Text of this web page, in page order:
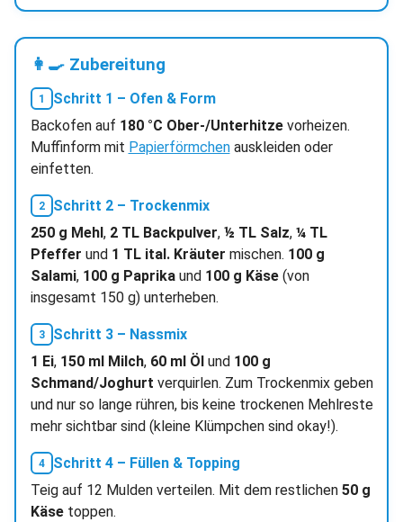
👩‍🍳 Zubereitung
Schritt 1 – Ofen & Form
Backofen auf 180 °C Ober-/Unterhitzevorheizen.
Muffinform mit Papierförmchenauskleiden oder
einfetten.
Schritt 2 – Trockenmix
250 g Mehl, 2 TL Backpulver, ½ TL Salz, ¼ TL
Pfeffer und 1 TL ital. Kräuter mischen. 100 g
Salami, 100 g Paprikaund 100 g Käse(von
insgesamt 150 g) unterheben.
Schritt 3 – Nassmix
1 Ei, 150 ml Milch, 60 ml Ölund 100 g
Schmand/Joghurt verquirlen. Zum Trockenmix geben
und nur so lange rühren, bis keine trockenen Mehlreste
mehr sichtbar sind (kleine Klümpchen sind okay!).
Schritt 4 – Füllen & Topping
Teig auf 12 Mulden verteilen. Mit dem restlichen 50 g
Käsetoppen.